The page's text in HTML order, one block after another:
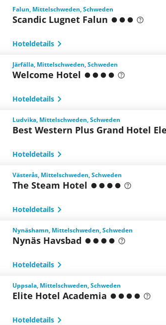
Falun, Mittelschweden, Schweden
Scandic Lugnet Falun
Hoteldetails
Järfälla, Mittelschweden, Schweden
Welcome Hotel
Hoteldetails
Ludvika, Mittelschweden, Schweden
Best Western Plus Grand Hotel
Hoteldetails
Västerås, Mittelschweden, Schweden
The Steam Hotel
Hoteldetails
Nynäshamn, Mittelschweden, Schweden
Nynäs Havsbad
Hoteldetails
Uppsala, Mittelschweden, Schweden
Elite Hotel Academia
Hoteldetails